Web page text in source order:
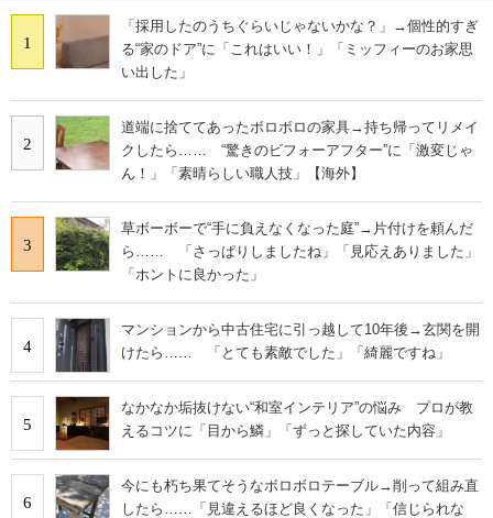
1
「採用したのうちぐらいじゃないかな？」→個性的すぎ
る“家のドア”に「これはいい！」「ミッフィーのお家思
い出した」
2
道端に捨ててあったボロボロの家具→持ち帰ってリメイ
クしたら…… “驚きのビフォーアフター”に「激変じゃ
ん！」「素晴らしい職人技」【海外】
3
草ボーボーで“手に負えなくなった庭”→片付けを頼んだ
ら…… 「さっぱりしましたね」「見応えありました」
「ホントに良かった」
4
マンションから中古住宅に引っ越して10年後→玄関を開
けたら…… 「とても素敵でした」「綺麗ですね」
5
なかなか垢抜けない“和室インテリア”の悩み プロが教
えるコツに「目から鱗」「ずっと探していた内容」
6
今にも朽ち果てそうなボロボロテーブル→削って組み直
したら……「見違えるほど良くなった」「信じられな